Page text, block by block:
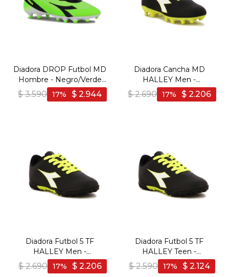
Diadora DROP Futbol MD
Hombre - Negro/Verde
Fluor - Negro-Verde Fluo
$ 3.590 $ 2.944
17
Diadora Cancha MD
HALLEY Men -
Negro/Amarillo - Negro-
Amarillo
$ 2.690 $ 2.206
17
Diadora Futbol 5 TF
HALLEY Men -
Negro/Amarillo - Negro-
Amarillo
$ 2.690 $ 2.206
17
Diadora Futbol 5 TF
HALLEY Teen -
Negro/Amarillo - Negro-
Amarillo
$ 2.590 $ 2.124
17